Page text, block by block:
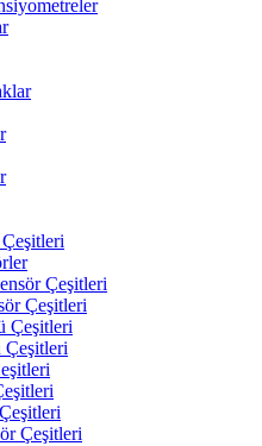
Çeşitleri
Çeşitleri
Çeşitleri
Çeşitleri
Çeşitleri
Çeşitleri